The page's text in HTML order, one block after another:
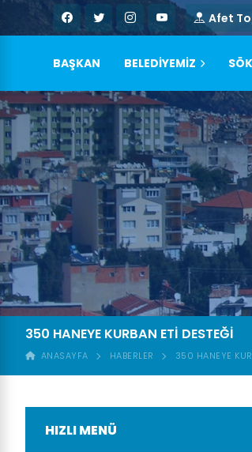
Afet
BAŞKAN BELEDİYEMİZ
350 HANEYE KURBAN ETİ DESTEĞİ
ANASAYFA HABERLER 350 HANEYE
HIZLI MENÜ